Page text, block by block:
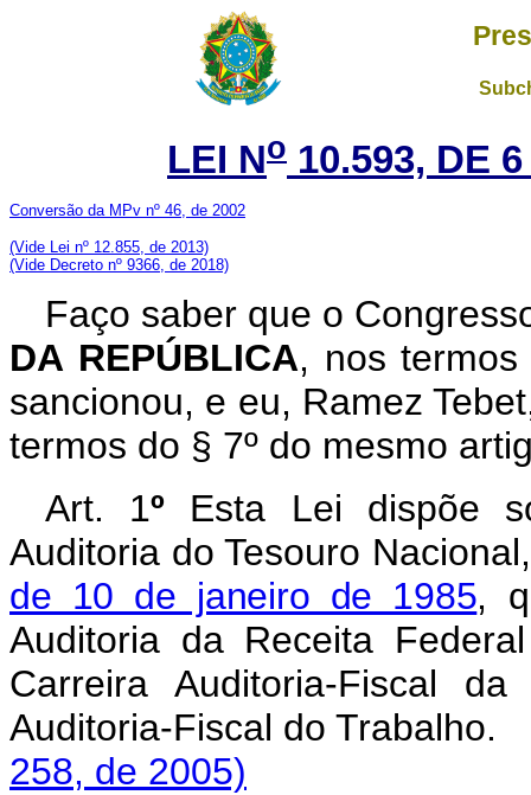
LEI No 10.593, DE
Conversão da MPv nº 46, de 2002
(Vide Lei nº 12.855, de 2013)
(Vide Decreto nº 9366, de 2018)
Faço saber que o
DA REPÚBLICA, nos
sancionou, e eu, Ramez
termos do § 7º do mesmo
Art. 1º Esta Lei dispõe
Auditoria do Tesouro
de 10 de janeiro de 1985,
Auditoria da Receita
Carreira Auditoria-Fiscal
Auditoria-Fiscal do
258, de 2005)